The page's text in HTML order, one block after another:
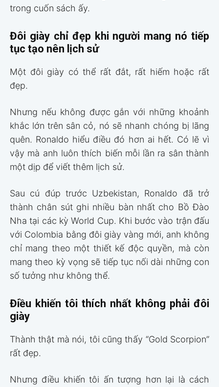
trong cuốn sách ấy.
Đôi giày chỉ đẹp khi người mang nó tiếp
tục tạo nên lịch sử
Một đôi giày có thể rất đắt, rất hiếm hoặc rất
đẹp.
Nhưng nếu không được gắn với những khoảnh
khắc lớn trên sân cỏ, nó sẽ nhanh chóng bị lãng
quên. Ronaldo hiểu điều đó hơn ai hết. Có lẽ vì
vậy mà anh luôn thích biến mỗi lần ra sân thành
một dịp để viết thêm lịch sử.
Sau cú đúp trước Uzbekistan, Ronaldo đã trở
thành chân sút ghi nhiều bàn nhất cho Bồ Đào
Nha tại các kỳ World Cup. Khi bước vào trận đấu
với Colombia bằng đôi giày vàng mới, anh không
chỉ mang theo một thiết kế độc quyền, mà còn
mang theo kỳ vọng sẽ tiếp tục nối dài những con
số tưởng như không thể.
Điều khiến tôi thích nhất không phải đôi
giày
Thành thật mà nói, tôi cũng thấy “Gold Scorpion”
rất đẹp.
Nhưng điều khiến tôi ấn tượng hơn lại là cách